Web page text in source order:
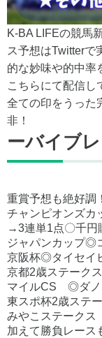
K-BA LIFEの競馬
ス予想はTwitterで
的な妙味や的中率
こちらにて配信し
全ての印をうった
非！
ーバイブ
重賞予想も絶好調！
チャンピオンズ
→3連単1点〇千円
ジャパンカップ◎
京阪杯◎タイセイ
京都2歳ステーク
マイルCS ◎ダノ
東スポ杯2歳ステ
みやこステーク
加えて勝負レース